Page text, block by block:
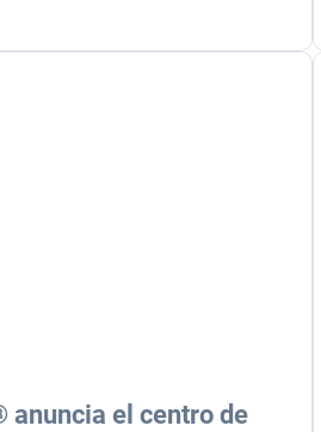
anuncia el centro de